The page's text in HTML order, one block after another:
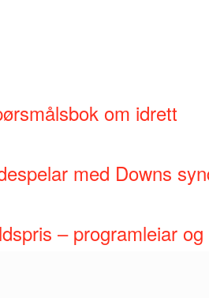
om idrett
med Downs
– programleiar